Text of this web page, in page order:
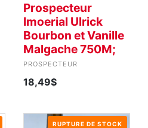
Prospecteur
Imoerial Ulrick
Bourbon et Vanille
Malgache 750M;
PROSPECTEUR
18,49$
RUPTURE DE STOCK